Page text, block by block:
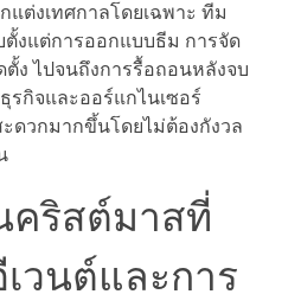
ต่งเทศกาลโดยเฉพาะ ทีม
งแต่การออกแบบธีม การจัด
ง ไปจนถึงการรื้อถอนหลังจบ
รกิจและออร์แกไนเซอร์
ดวกมากขึ้นโดยไม่ต้องกังวล
ริสต์มาสที่
วนต์และการ